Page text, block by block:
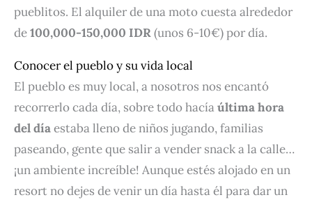
pueblitos. El alquiler de una moto cuesta alrededor
de100,000-150,000 IDR(unos 6-10€) por día.
Conocer el pueblo y su vida local
El pueblo es muy local, a nosotros nos encantó
recorrerlo cada día, sobre todo hacíaúltima hora
del díaestaba lleno de niños jugando, familias
paseando, gente que salir a vender snack a la calle…
¡un ambiente increíble! Aunque estés alojado en un
resort no dejes de venir un día hasta él para dar un